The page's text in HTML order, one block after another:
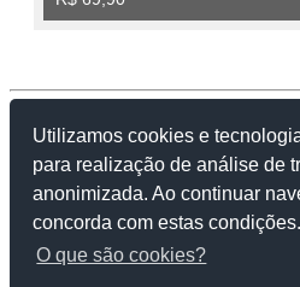
Utilizamos cookies e
para realização de análise de
anonimizada. Ao continuar
concorda com estas condições.
O que são cookies?
Copyright © 2007-2023 |
reservados.